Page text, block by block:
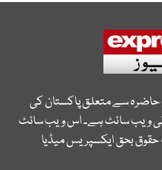
حاضرہ سے متعلق پاکستان کی
ویب سائٹ ہے۔ اس ویب سائٹ
حقوق بحق ایکسپریس میڈیا